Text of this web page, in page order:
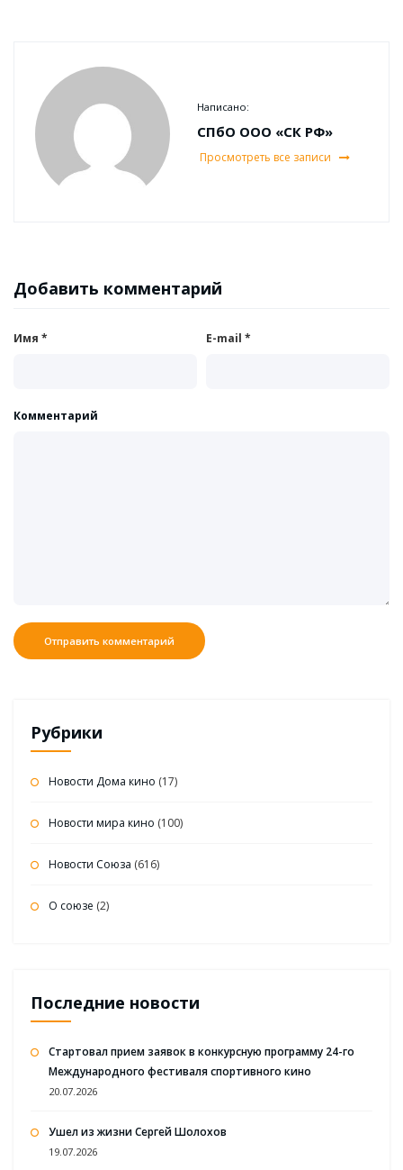
Написано:
СПбО ООО «СК РФ»
Просмотреть все записи
Добавить комментарий
Имя * E-mail *
Комментарий
Рубрики
Новости Дома кино (17)
Новости мира кино (100)
Новости Союза (616)
О союзе (2)
Последние новости
Стартовал прием заявок в конкурсную программу 24-го
Международного фестиваля спортивного кино
20.07.2026
Ушел из жизни Сергей Шолохов
19.07.2026